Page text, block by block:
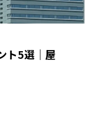
ト5選｜屋